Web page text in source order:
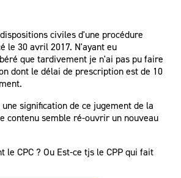
civiles d'une procédure
le 30 avril 2017. N'ayant eu
que tardivement je n'ai pas pu faire
dont le délai de prescription est de 10
signification de ce jugement de la
contenu semble ré-ouvrir un nouveau
le CPC ? Ou Est-ce tjs le CPP qui fait